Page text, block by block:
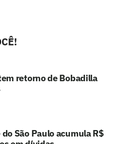
retorno de Bobadilla
São Paulo acumula R$